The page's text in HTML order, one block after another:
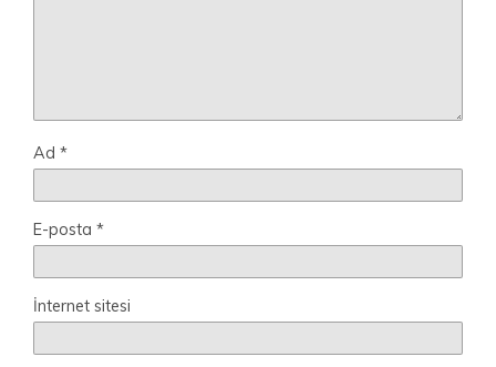
Ad *
E-posta *
İnternet sitesi